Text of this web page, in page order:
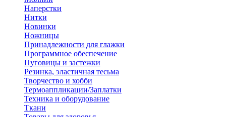
Наперстки
Нитки
Новинки
Ножницы
Принадлежности для глажки
Программное обеспечение
Пуговицы и застежки
Резинка, эластичная тесьма
Творчество и хобби
Термоаппликации/Заплатки
Техника и оборудование
Ткани